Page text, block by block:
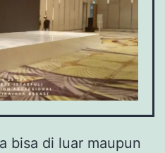
bisa di luar maupun